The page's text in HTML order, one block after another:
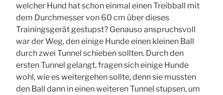
welcher Hund hat schon einmal einen Treibball mit
dem Durchmesser von 60 cm über dieses
Trainingsgerät gestupst? Genauso anspruchsvoll
war der Weg, den einige Hunde einen kleinen Ball
durch zwei Tunnel schieben sollten. Durch den
ersten Tunnel gelangt, fragen sich einige Hunde
wohl, wie es weitergehen sollte, denn sie mussten
den Ball dann in einen weiteren Tunnel stupsen, um